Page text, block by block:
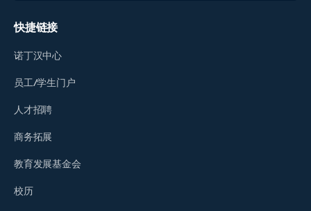
快捷链接
诺丁汉中心
员工/学生门户
人才招聘
商务拓展
教育发展基金会
校历